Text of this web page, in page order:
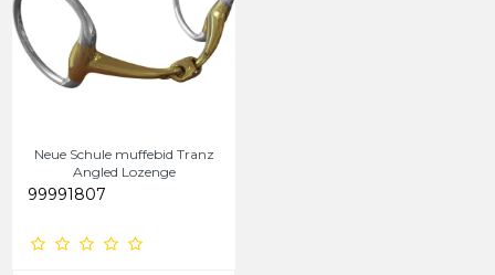
Neue Schule muffebid Tranz
Angled Lozenge
99991807